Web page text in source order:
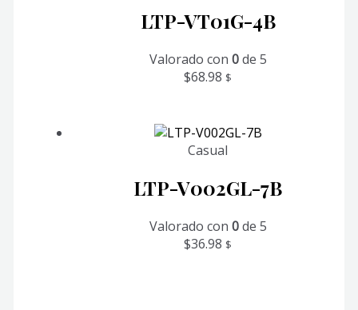
LTP-VT01G-4B
Valorado con 0de 5
$68.98 $
Casual
LTP-V002GL-7B
Valorado con 0de 5
$36.98 $